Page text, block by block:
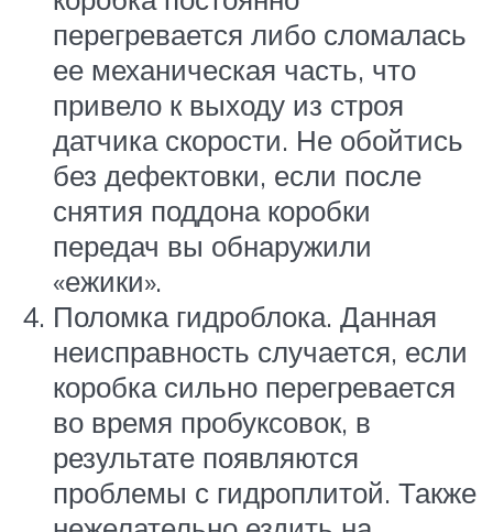
перегревается либо сломалась
ее механическая часть, что
привело к выходу из строя
датчика скорости. Не обойтись
без дефектовки, если после
снятия поддона коробки
передач вы обнаружили
«ежики».
Поломка гидроблока. Данная
неисправность случается, если
коробка сильно перегревается
во время пробуксовок, в
результате появляются
проблемы с гидроплитой. Также